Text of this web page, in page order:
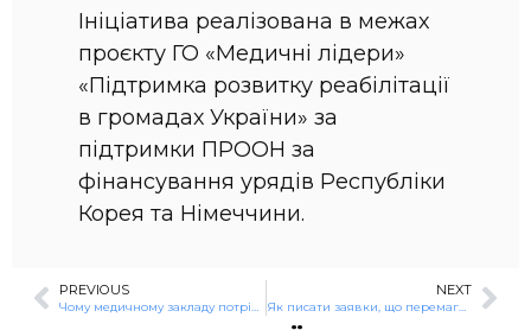
Ініціатива реалізована в межах
проєкту ГО «‎Медичні лідери»‎
«Підтримка розвитку реабілітації
в громадах України» за
підтримки ПРООН за
фінансування урядів Республіки
Корея та Німеччини.
PREVIOUS NEXT
Як писати заявки, що перемагають у грантових конкурсах?